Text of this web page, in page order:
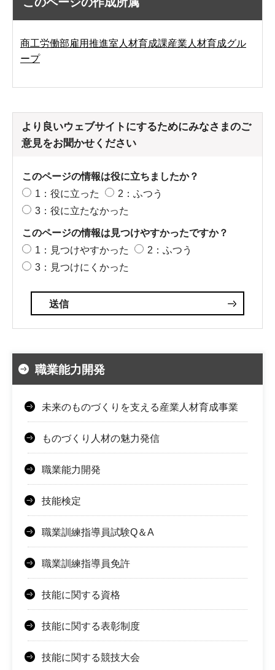
商工労働部雇用推進室人材育成課産業人材育成グル
ープ
より良いウェブサイトにするためにみなさまのご
意見をお聞かせください
このページの情報は役に立ちましたか？
1：役に立った
2：ふつう
3：役に立たなかった
このページの情報は見つけやすかったですか？
1：見つけやすかった
2：ふつう
3：見つけにくかった
職業能力開発
未来のものづくりを支える産業人材育成事業
ものづくり人材の魅力発信
職業能力開発
技能検定
職業訓練指導員試験Q＆A
職業訓練指導員免許
技能に関する資格
技能に関する表彰制度
技能に関する競技大会